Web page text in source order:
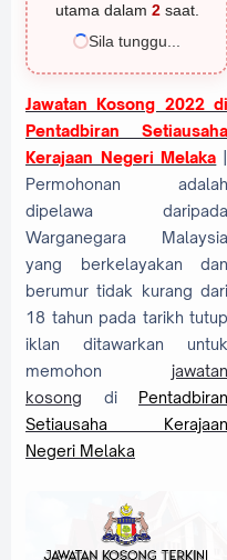
utama dalam 1saat.
Sila tunggu...
Jawatan Kosong 2022 di
Pentadbiran Setiausaha
Kerajaan Negeri Melaka
Permohonan adalah
dipelawa daripada
Warganegara Malaysia
yang berkelayakan dan
berumur tidak kurang dari
18 tahun pada tarikh tutup
iklan ditawarkan untuk
memohon jawatan
kosong di Pentadbiran
Setiausaha Kerajaan
Negeri Melaka